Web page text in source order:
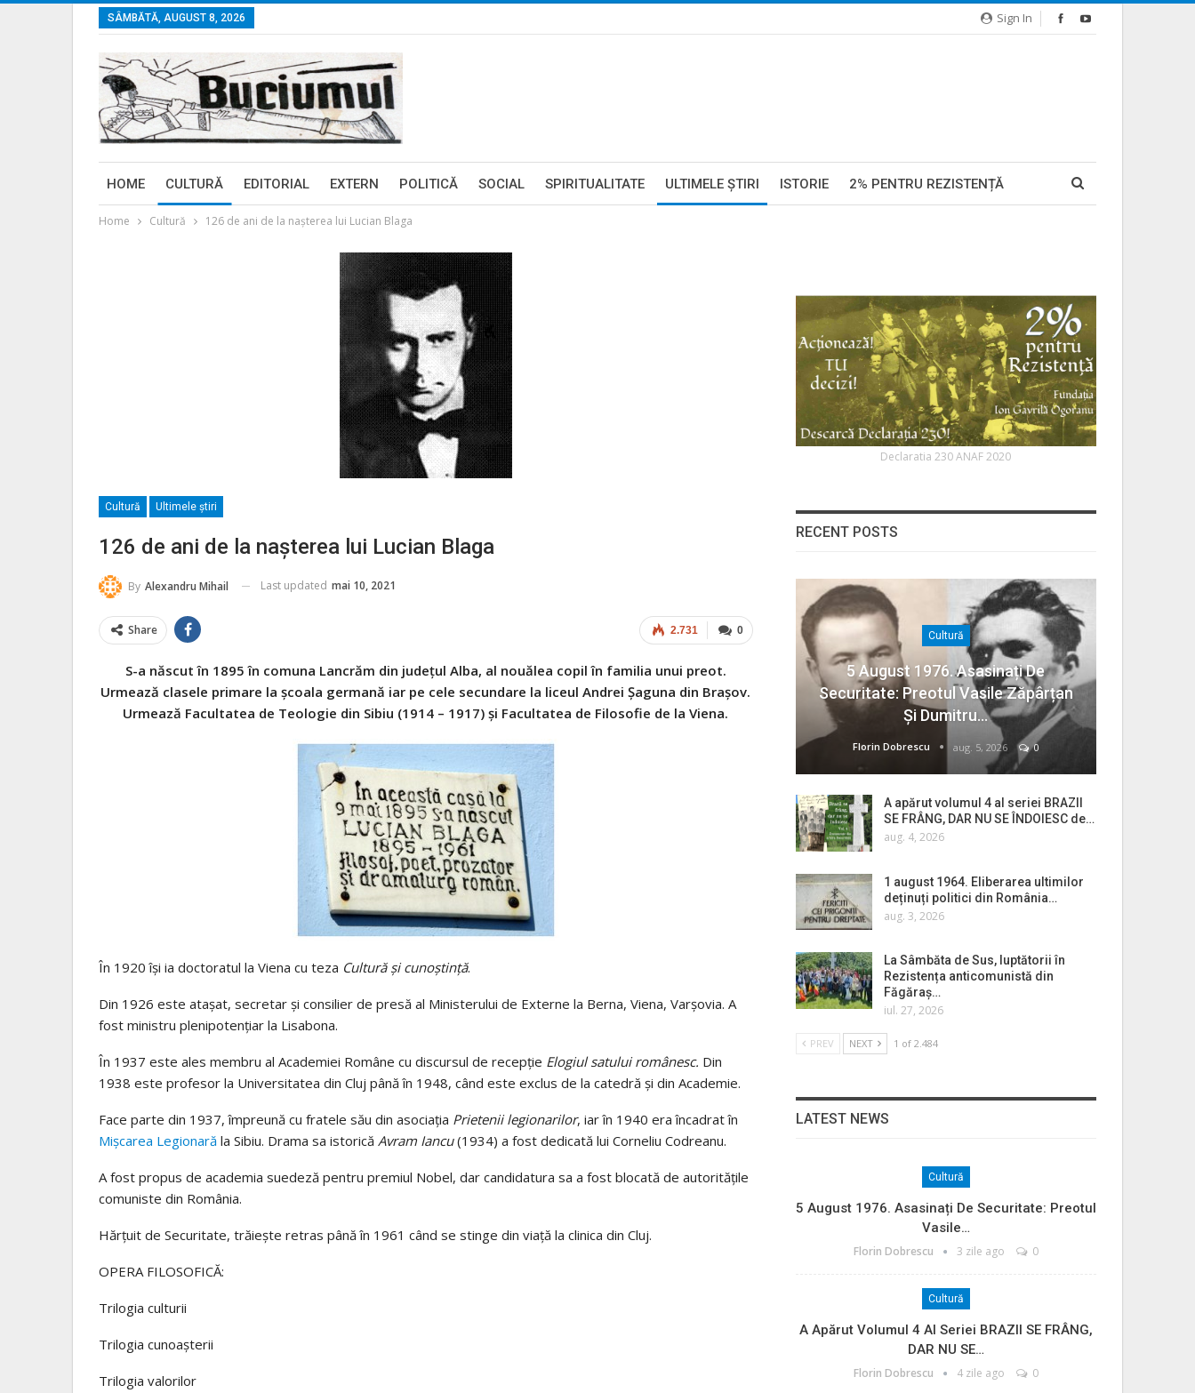
Sign In
SÂMBĂTĂ, AUGUST 8, 2026
HOME CULTURĂ EDITORIAL EXTERN POLITICĂ SOCIAL SPIRITUALITATE ULTIMELE ŞTIRI ISTORIE 2% PENTRU REZISTENȚĂ
Home Cultură 126 de ani de la naşterea lui Lucian Blaga
Cultură Ultimele ştiri
126 de ani de la naşterea lui Lucian Blaga
By Alexandru Mihail Last updated mai 10, 2021
0
2.731
Share
S-a născut în 1895 în comuna Lancrăm din judeţul Alba, al nouălea copil în familia unui preot.
Urmează clasele primare la şcoala germană iar pe cele secundare la liceul Andrei Şaguna din Braşov.
Urmează Facultatea de Teologie din Sibiu (1914 – 1917) şi Facultatea de Filosofie de la Viena.
În 1920 îşi ia doctoratul la Viena cu teza Cultură şi cunoştinţă.
Din 1926 este ataşat, secretar şi consilier de presă al Ministerului de Externe la Berna, Viena, Varşovia. A
fost ministru plenipotenţiar la Lisabona.
În 1937 este ales membru al Academiei Române cu discursul de recepţie Elogiul satului românesc. Din
1938 este profesor la Universitatea din Cluj până în 1948, când este exclus de la catedră şi din Academie.
Face parte din 1937, împreună cu fratele său din asociaţia Prietenii legionarilor, iar în 1940 era încadrat în
Mişcarea Legionară la Sibiu. Drama sa istorică Avram Iancu(1934) a fost dedicată lui Corneliu Codreanu.
A fost propus de academia suedeză pentru premiul Nobel, dar candidatura sa a fost blocată de autorităţile
comuniste din România.
Hărţuit de Securitate, trăieşte retras până în 1961 când se stinge din viaţă la clinica din Cluj.
OPERA FILOSOFICĂ:
Trilogia culturii
Trilogia cunoaşterii
Trilogia valorilor
Declaratia 230 ANAF 2020
RECENT POSTS
Cultură
5 August 1976. Asasinați De
Securitate: Preotul Vasile Zăpârțan
Și Dumitru…
Florin Dobrescu aug. 5, 2026 0
A apărut volumul 4 al seriei BRAZII
SE FRÂNG, DAR NU SE ÎNDOIESC de…
aug. 4, 2026
1 august 1964. Eliberarea ultimilor
deținuți politici din România…
aug. 3, 2026
La Sâmbăta de Sus, luptătorii în
Rezistența anticomunistă din
Făgăraș…
iul. 27, 2026
PREV NEXT 1 of 2.484
LATEST NEWS
Cultură
5 August 1976. Asasinați De Securitate: Preotul
Vasile…
Florin Dobrescu 3 zile ago 0
Cultură
A Apărut Volumul 4 Al Seriei BRAZII SE FRÂNG,
DAR NU SE…
Florin Dobrescu 4 zile ago 0